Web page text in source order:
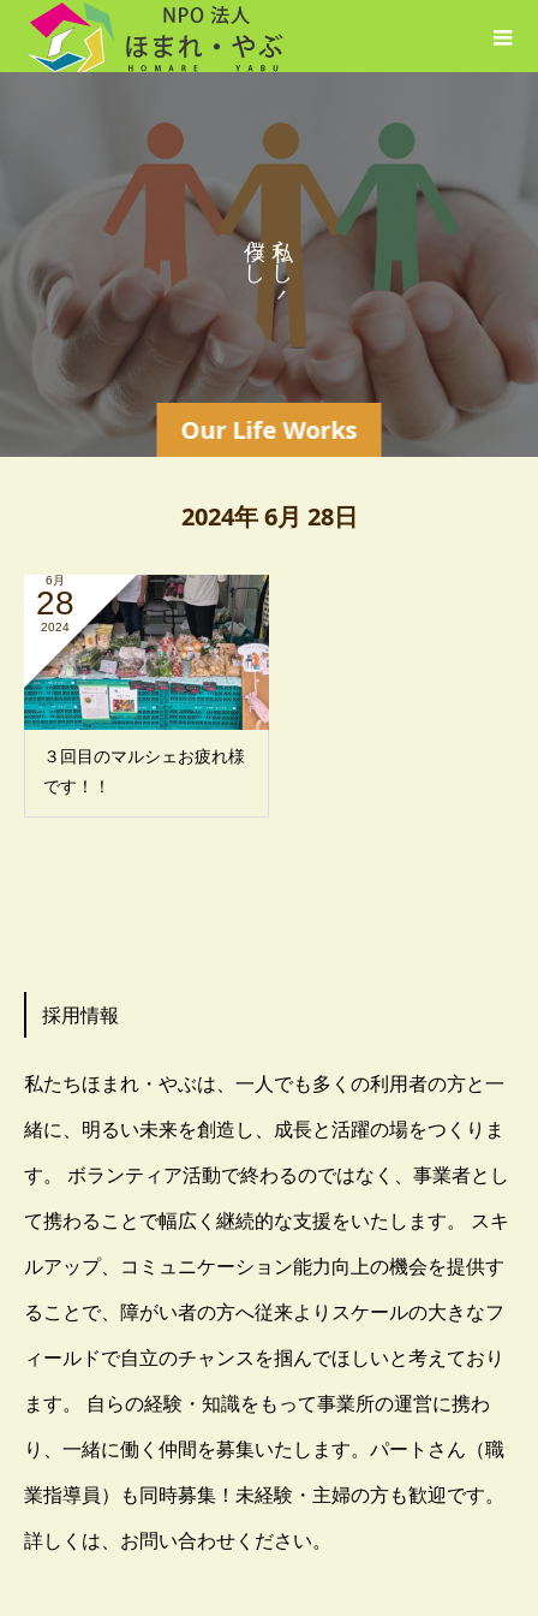
Our Life Works
ら
し
く
ら
し
く
2024年 6月 28日
6月
28
2024
３回目のマルシェお疲れ様
です！！
採用情報
私たちほまれ・やぶは、一人でも多くの利用者の方と一
緒に、明るい未来を創造し、成長と活躍の場をつくりま
す。 ボランティア活動で終わるのではなく、事業者とし
て携わることで幅広く継続的な支援をいたします。 スキ
ルアップ、コミュニケーション能力向上の機会を提供す
ることで、障がい者の方へ従来よりスケールの大きなフ
ィールドで自立のチャンスを掴んでほしいと考えており
ます。 自らの経験・知識をもって事業所の運営に携わ
り、一緒に働く仲間を募集いたします。パートさん（職
業指導員）も同時募集！未経験・主婦の方も歓迎です。
詳しくは、お問い合わせください。